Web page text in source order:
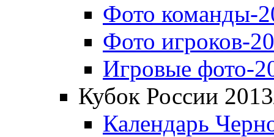
Фото команды-
Фото игроков-
Игровые фото-
Кубок России
Календарь